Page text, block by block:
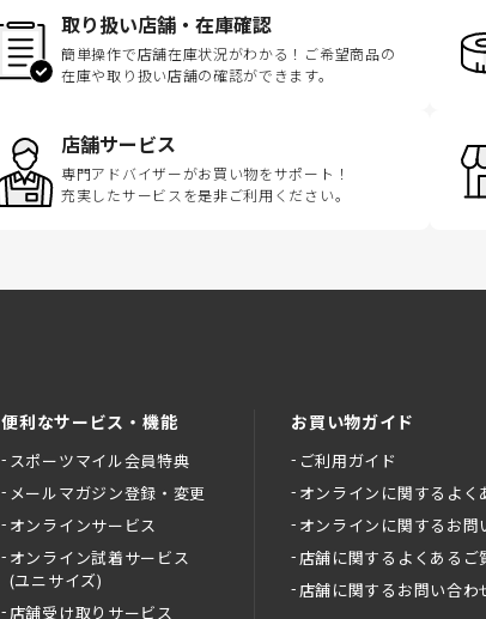
取り扱い店舗・在庫確認
簡単操作で店舗在庫状況がわかる！ご希望商品の
在庫や取り扱い店舗の確認ができます。
店舗サービス
専門アドバイザーがお買い物をサポート！
充実したサービスを是非ご利用ください。
便利なサービス・機能
スポーツマイル会員特典
メールマガジン登録・変更
オンラインサービス
オンライン試着サービス
(ユニサイズ)
店舗受け取りサービス
お買い物ガイド
ご利用ガイド
オンラインに関するよく
オンラインに関するお問
店舗に関するよくあるご
店舗に関するお問い合わ